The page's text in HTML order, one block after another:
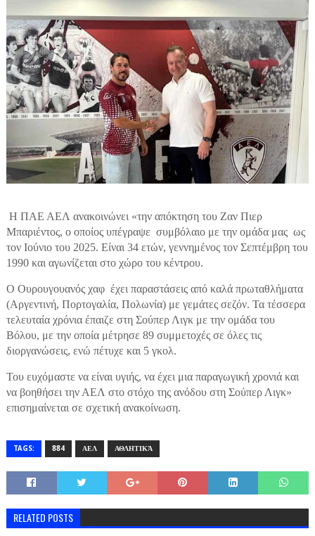
Η ΠΑΕ ΑΕΛ ανακοινώνει «την απόκτηση του Ζαν Πιερ
Μπαριέντος, ο οποίος υπέγραψε συμβόλαιο με την ομάδα μας ως
τον Ιούνιο του 2025. Είναι 34 ετών, γεννημένος τον Σεπτέμβρη του
1990 και αγωνίζεται στο χώρο του κέντρου.
Ο Ουρουγουανός χαφ έχει παραστάσεις από καλά πρωταθλήματα
(Αργεντινή, Πορτογαλία, Πολωνία) με γεμάτες σεζόν. Τα τέσσερα
τελευταία χρόνια έπαιζε στη Σούπερ Λιγκ με την ομάδα του
Βόλου, με την οποία μέτρησε 89 συμμετοχές σε όλες τις
διοργανώσεις, ενώ πέτυχε και 5 γκολ.
Του ευχόμαστε να είναι υγιής, να έχει μια παραγωγική χρονιά και
να βοηθήσει την ΑΕΛ στο στόχο της ανόδου στη Σούπερ Λιγκ»
επισημαίνεται σε σχετική ανακοίνωση.
TAGS: 884 ΑΕΛ ΑΘΛΗΤΙΚΆ
RELATED POSTS